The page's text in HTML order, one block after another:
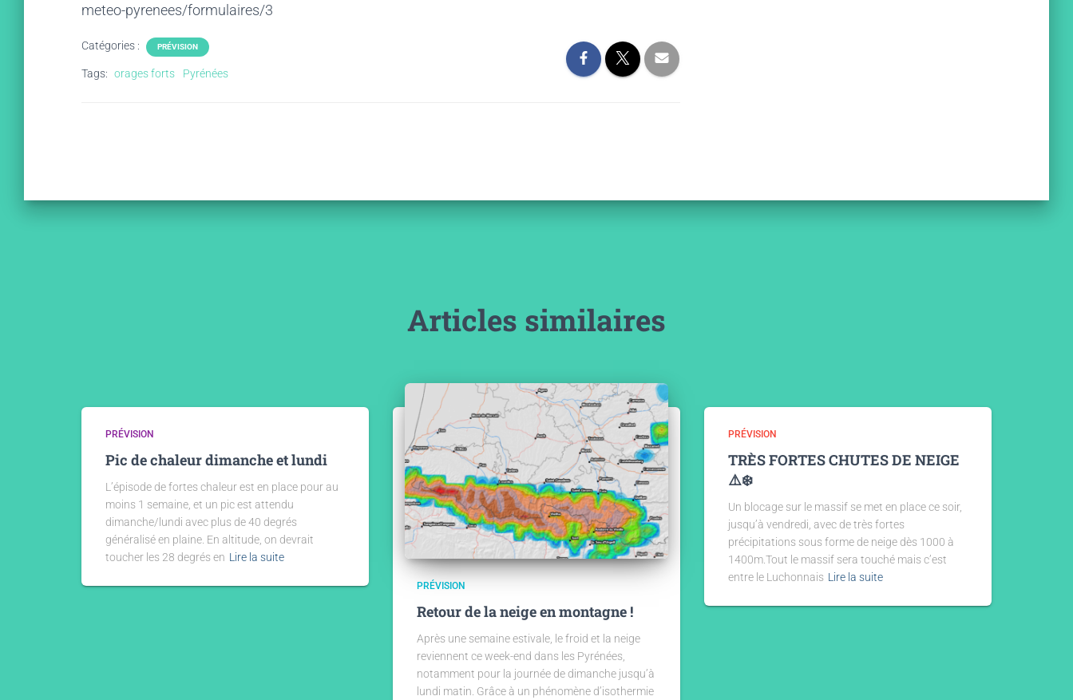
meteo-pyrenees/formulaires/3
Catégories : PRÉVISION
Tags: orages forts Pyrénées
Articles similaires
PRÉVISION
Pic de chaleur dimanche et lundi
L’épisode de fortes chaleur est en place pour au
moins 1 semaine, et un pic est attendu
dimanche/lundi avec plus de 40 degrés
généralisé en plaine. En altitude, on devrait
toucher les 28 degrés en Lire la suite
PRÉVISION
Retour de la neige en montagne !
Après une semaine estivale, le froid et la neige
reviennent ce week-end dans les Pyrénées,
notamment pour la journée de dimanche jusqu’à
lundi matin. Grâce à un phénomène d’isothermie
PRÉVISION
TRÈS FORTES CHUTES DE NEIGE
⚠️❄️
Un blocage sur le massif se met en place ce soir,
jusqu’à vendredi, avec de très fortes
précipitations sous forme de neige dès 1000 à
1400m.Tout le massif sera touché mais c’est
entre le Luchonnais Lire la suite